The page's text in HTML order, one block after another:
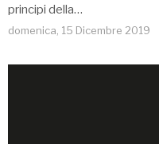
principi della…
domenica, 15 Dicembre 2019